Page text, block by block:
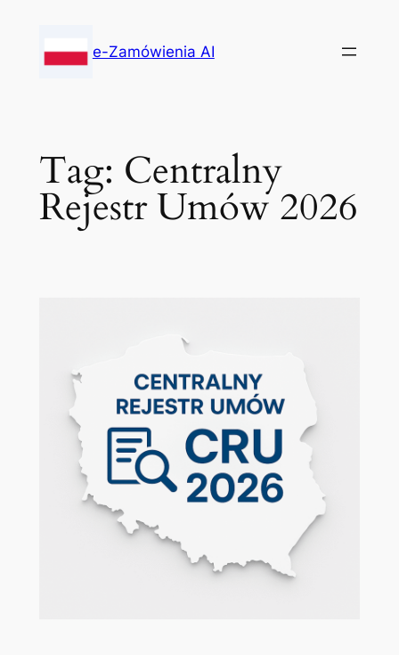
content
e-Zamówienia AI
Tag: Centralny
Rejestr Umów 2026